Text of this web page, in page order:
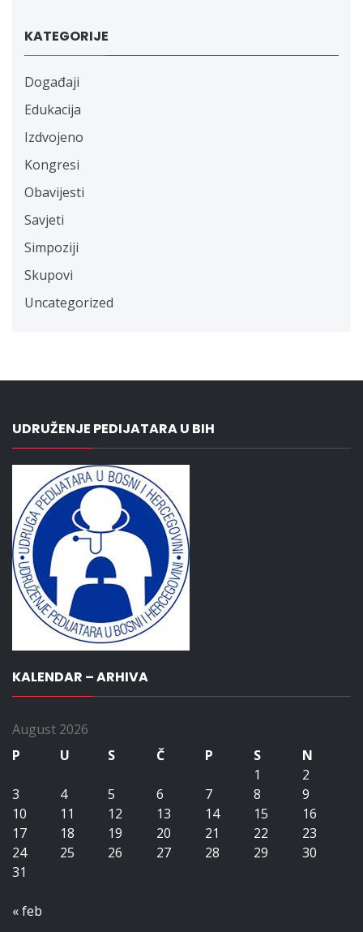
KATEGORIJE
Događaji
Edukacija
Izdvojeno
Kongresi
Obavijesti
Savjeti
Simpoziji
Skupovi
Uncategorized
UDRUŽENJE PEDIJATARA U BIH
KALENDAR – ARHIVA
August 2026
P
U S Č P S
N
1
2
3
4 5 6 7 8
9
10
11 12 13 14 15
16
17
18 19 20 21 22
23
24
25 26 27 28 29
30
31
« feb